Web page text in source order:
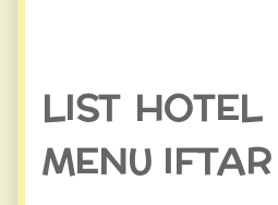
LIST
MENU